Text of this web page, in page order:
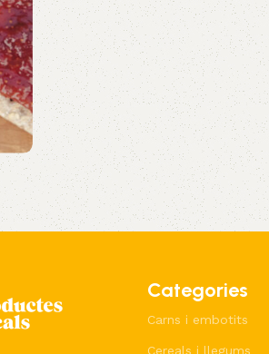
Categories
Carns i embotits
Cereals i llegums